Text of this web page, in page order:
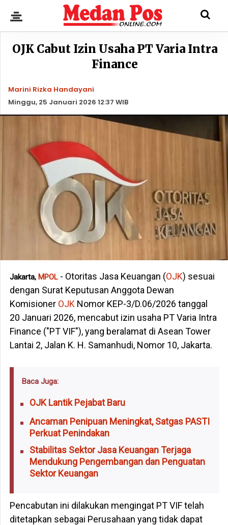
OJK Cabut Izin Usaha PT Varia Intra
Finance
Marini Rizka Handayani
Minggu, 25 Januari 2026 12:37 WIB
Jakarta, MPOL- Otoritas Jasa Keuangan (OJK) sesuai
dengan Surat Keputusan Anggota Dewan
Komisioner OJK Nomor KEP-3/D.06/2026 tanggal
20 Januari 2026, mencabut izin usaha PT Varia Intra
Finance ("PT VIF"), yang beralamat di Asean Tower
Lantai 2, Jalan K. H. Samanhudi, Nomor 10, Jakarta.
Baca Juga:
OJK Lantik Pejabat Baru
Ancaman Penipuan Meningkat, Satgas PASTI
Perkuat Penindakan
Stabilitas Sektor Jasa Keuangan Terjaga
Mendukung Pengembangan dan Penguatan
Sektor Keuangan
Pencabutan ini dilakukan mengingat PT VIF telah
ditetapkan sebagai Perusahaan yang tidak dapat